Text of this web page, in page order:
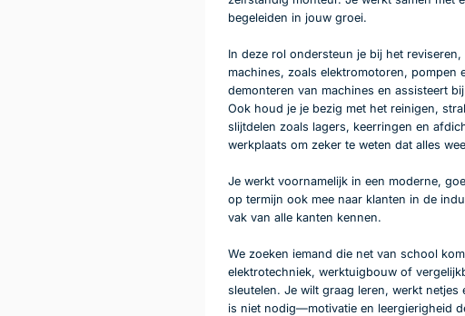
begeleiden in jouw groei.
In deze rol ondersteun je bij het
machines, zoals elektromotoren, pompen
demonteren van machines en assisteert
Ook houd je je bezig met het reinigen,
slijtdelen zoals lagers, keerringen en
werkplaats om zeker te weten dat alles
Je werkt voornamelijk in een moderne,
op termijn ook mee naar klanten in de
vak van alle kanten kennen.
We zoeken iemand die net van school
elektrotechniek, werktuigbouw of
sleutelen. Je wilt graag leren, werkt
is niet nodig—motivatie en leergierigheid